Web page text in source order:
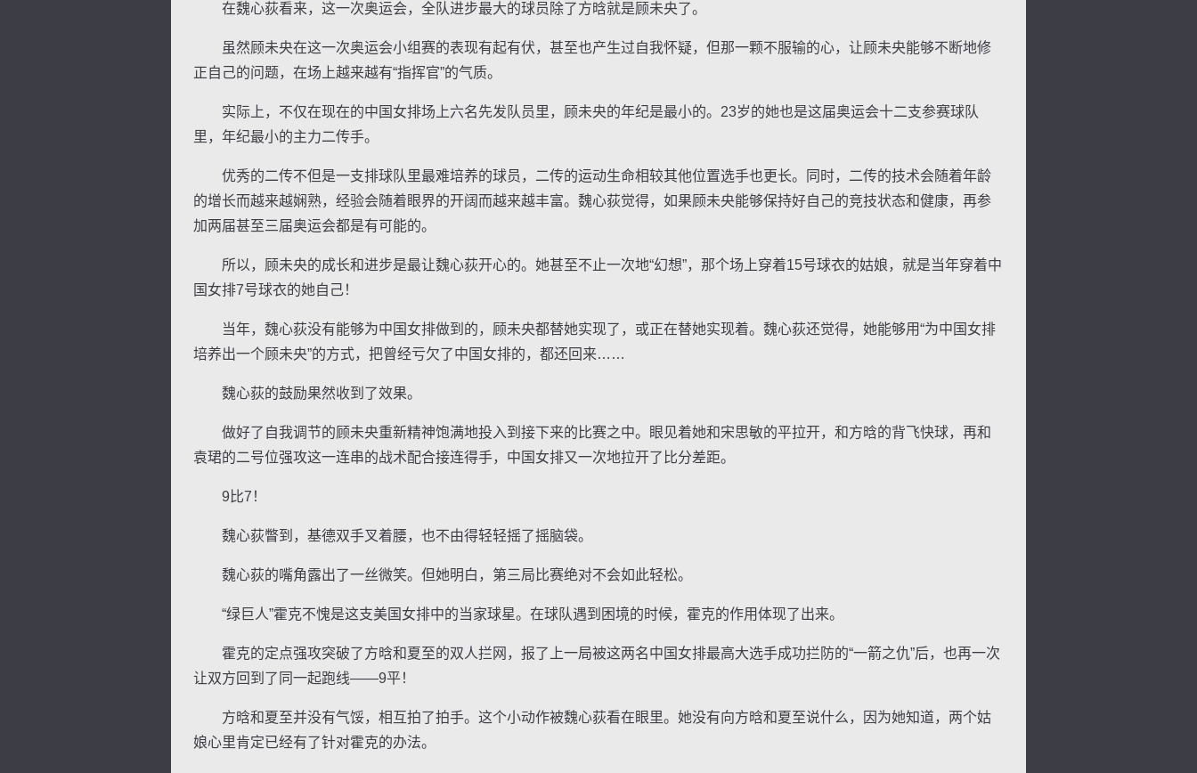
在魏心荻看来，这一次奥运会，全队进步最大的球员除了方晗就是顾未央了。
虽然顾未央在这一次奥运会小组赛的表现有起有伏，甚至也产生过自我怀疑，但那一颗不服输的心，让顾未央能够不断地修
正自己的问题，在场上越来越有“指挥官”的气质。
实际上，不仅在现在的中国女排场上六名先发队员里，顾未央的年纪是最小的。23岁的她也是这届奥运会十二支参赛球队
里，年纪最小的主力二传手。
优秀的二传不但是一支排球队里最难培养的球员，二传的运动生命相较其他位置选手也更长。同时，二传的技术会随着年龄
的增长而越来越娴熟，经验会随着眼界的开阔而越来越丰富。魏心荻觉得，如果顾未央能够保持好自己的竞技状态和健康，再参
加两届甚至三届奥运会都是有可能的。
所以，顾未央的成长和进步是最让魏心荻开心的。她甚至不止一次地“幻想”，那个场上穿着15号球衣的姑娘，就是当年穿着中
国女排7号球衣的她自己！
当年，魏心荻没有能够为中国女排做到的，顾未央都替她实现了，或正在替她实现着。魏心荻还觉得，她能够用“为中国女排
培养出一个顾未央”的方式，把曾经亏欠了中国女排的，都还回来……
魏心荻的鼓励果然收到了效果。
做好了自我调节的顾未央重新精神饱满地投入到接下来的比赛之中。眼见着她和宋思敏的平拉开，和方晗的背飞快球，再和
袁珺的二号位强攻这一连串的战术配合接连得手，中国女排又一次地拉开了比分差距。
9比7！
魏心荻瞥到，基德双手叉着腰，也不由得轻轻摇了摇脑袋。
魏心荻的嘴角露出了一丝微笑。但她明白，第三局比赛绝对不会如此轻松。
“绿巨人”霍克不愧是这支美国女排中的当家球星。在球队遇到困境的时候，霍克的作用体现了出来。
霍克的定点强攻突破了方晗和夏至的双人拦网，报了上一局被这两名中国女排最高大选手成功拦防的“一箭之仇”后，也再一次
让双方回到了同一起跑线——9平！
方晗和夏至并没有气馁，相互拍了拍手。这个小动作被魏心荻看在眼里。她没有向方晗和夏至说什么，因为她知道，两个姑
娘心里肯定已经有了针对霍克的办法。